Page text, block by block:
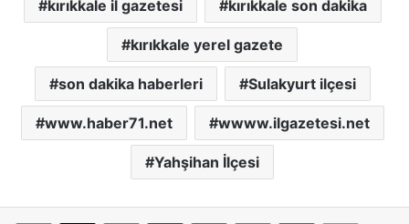
kırıkkale il gazetesi kırıkkale son dakika
kırıkkale yerel gazete
son dakika haberleri Sulakyurt ilçesi
www.haber71.net wwww.ilgazetesi.net
Yahşihan İlçesi